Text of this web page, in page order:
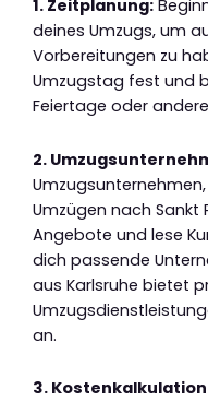
1. Zeitplanung:
deines Umzugs, um
Vorbereitungen zu
Umzugstag fest und
Feiertage oder
2.
Umzügen nach Sankt
Angebote und lese
dich passende
aus Karlsruhe bietet
an.
3.